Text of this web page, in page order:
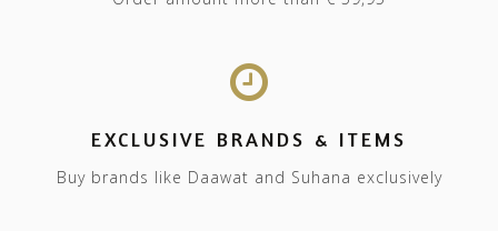
EXCLUSIVE BRANDS & ITEMS
Buy brands like Daawat and Suhana exclusively